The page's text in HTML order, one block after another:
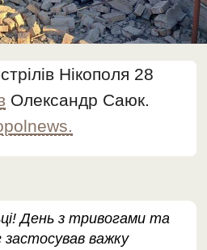
Нікополя 28
Олександр Саюк.
День з тривогами та
важку